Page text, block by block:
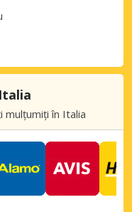
mulțumiți în Italia